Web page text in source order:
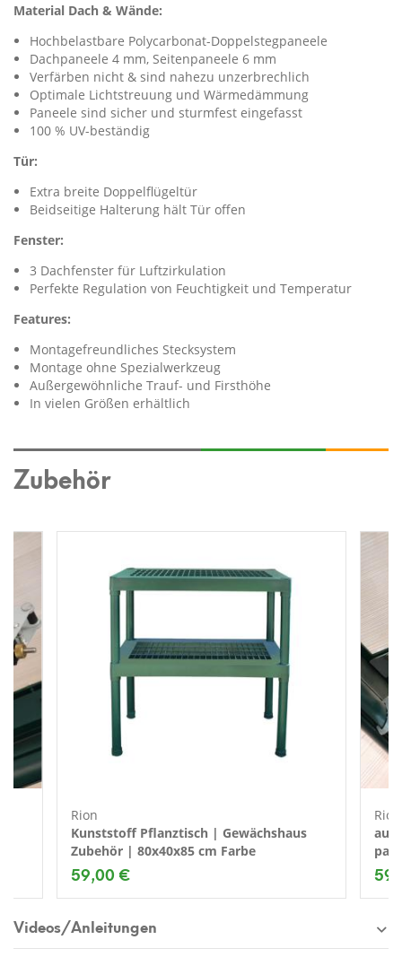
Material Dach & Wände:
Hochbelastbare Polycarbonat-Doppelstegpaneele
Dachpaneele 4 mm, Seitenpaneele 6 mm
Verfärben nicht & sind nahezu unzerbrechlich
Optimale Lichtstreuung und Wärmedämmung
Paneele sind sicher und sturmfest eingefasst
100 % UV-beständig
Tür:
Extra breite Doppelflügeltür
Beidseitige Halterung hält Tür offen
Fenster:
3 Dachfenster für Luftzirkulation
Perfekte Regulation von Feuchtigkeit und Temperatur
Features:
Montagefreundliches Stecksystem
Montage ohne Spezialwerkzeug
Außergewöhnliche Trauf- und Firsthöhe
In vielen Größen erhältlich
Zubehör
Rion
Kunststoff Pflanztisch | Gewächshaus
Zubehör | 80x40x85 cm Farbe
59,00 €
Rion
passend für
Videos/Anleitungen